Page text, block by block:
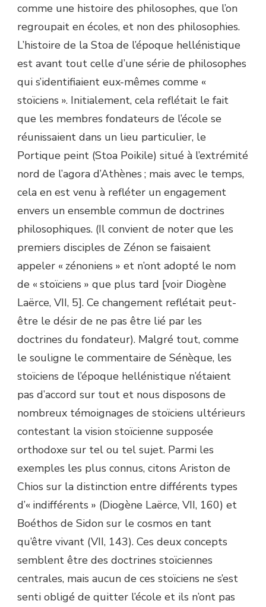
comme une histoire des philosophes, que l’on
regroupait en écoles, et non des philosophies.
L’histoire de la Stoa de l’époque hellénistique
est avant tout celle d’une série de philosophes
qui s’identifiaient eux-mêmes comme «
stoïciens ». Initialement, cela reflétait le fait
que les membres fondateurs de l’école se
réunissaient dans un lieu particulier, le
Portique peint (Stoa Poikile) situé à l’extrémité
nord de l’agora d’Athènes ; mais avec le temps,
cela en est venu à refléter un engagement
envers un ensemble commun de doctrines
philosophiques. (Il convient de noter que les
premiers disciples de Zénon se faisaient
appeler « zénoniens » et n’ont adopté le nom
de « stoïciens » que plus tard [voir Diogène
Laërce, VII, 5]. Ce changement reflétait peut-
être le désir de ne pas être lié par les
doctrines du fondateur). Malgré tout, comme
le souligne le commentaire de Sénèque, les
stoïciens de l’époque hellénistique n’étaient
pas d’accord sur tout et nous disposons de
nombreux témoignages de stoïciens ultérieurs
contestant la vision stoïcienne supposée
orthodoxe sur tel ou tel sujet. Parmi les
exemples les plus connus, citons Ariston de
Chios sur la distinction entre différents types
d’« indifférents » (Diogène Laërce, VII, 160) et
Boéthos de Sidon sur le cosmos en tant
qu’être vivant (VII, 143). Ces deux concepts
semblent être des doctrines stoïciennes
centrales, mais aucun de ces stoïciens ne s’est
senti obligé de quitter l’école et ils n’ont pas